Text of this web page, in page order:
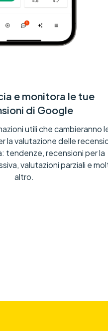
e monitora le tue
di Google
utili che cambieranno
la valutazione delle
tendenze, recensioni per la
valutazioni parziali e
altro.